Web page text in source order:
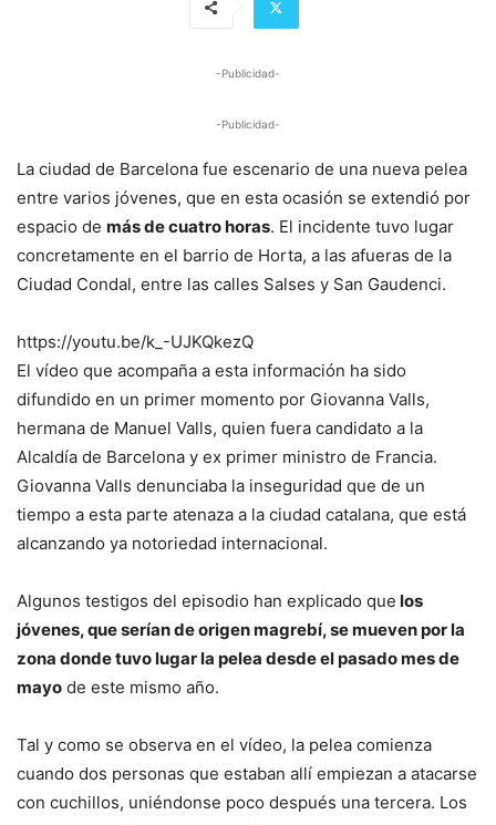
-Publicidad-
-Publicidad-
La ciudad de Barcelona fue escenario de una nueva pelea
entre varios jóvenes, que en esta ocasión se extendió por
espacio de más de cuatro horas. El incidente tuvo lugar
concretamente en el barrio de Horta, a las afueras de la
Ciudad Condal, entre las calles Salses y San Gaudenci.
https://youtu.be/k_-UJKQkezQ
El vídeo que acompaña a esta información ha sido
difundido en un primer momento por Giovanna Valls,
hermana de Manuel Valls, quien fuera candidato a la
Alcaldía de Barcelona y ex primer ministro de Francia.
Giovanna Valls denunciaba la inseguridad que de un
tiempo a esta parte atenaza a la ciudad catalana, que está
alcanzando ya notoriedad internacional.
Algunos testigos del episodio han explicado que los
jóvenes, que serían de origen magrebí, se mueven por la
zona donde tuvo lugar la pelea desde el pasado mes de
mayo de este mismo año.
Tal y como se observa en el vídeo, la pelea comienza
cuando dos personas que estaban allí empiezan a atacarse
con cuchillos, uniéndonse poco después una tercera. Los